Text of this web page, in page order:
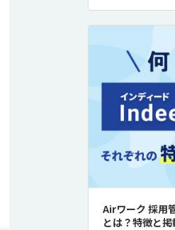
Airワーク 採用
とは？特徴と